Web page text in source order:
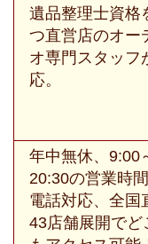
遺品整理士資格
つ直営店のオー
オ専門スタッフ
応。
年中無休、9:00
20:30の営業時
電話対応、全国
43店舗展開でど